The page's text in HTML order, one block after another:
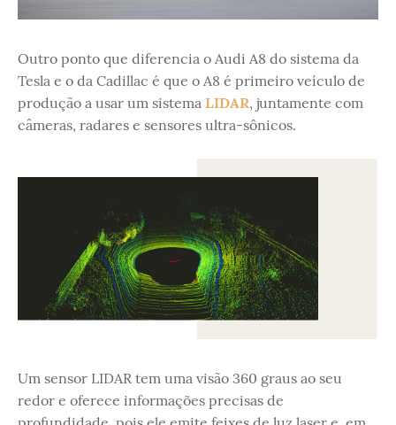
Outro ponto que diferencia o Audi A8 do sistema da
Tesla e o da Cadillac é que o A8 é primeiro veículo de
produção a usar um sistema LIDAR, juntamente com
câmeras, radares e sensores ultra-sônicos.
Um sensor LIDAR tem uma visão 360 graus ao seu
redor e oferece informações precisas de